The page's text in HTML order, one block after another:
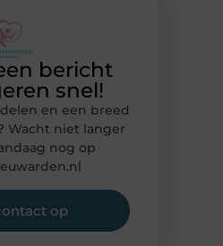
bericht
snel!
en een breed
Wacht niet langer
nog op
op